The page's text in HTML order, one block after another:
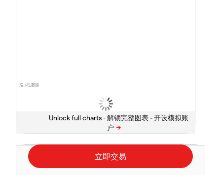
指示性數據
Unlock full charts -